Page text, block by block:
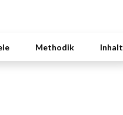
Methodik Inhalt